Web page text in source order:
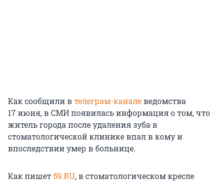
Как сообщили втелеграм-каналеведомства
17 июня, в СМИ появилась информация о том, что
житель города после удаления зуба в
стоматологической клинике впал в кому и
впоследствии умер в больнице.
Как пишет59.RU, в стоматологическом кресле